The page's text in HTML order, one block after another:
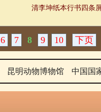
清李坤纸本行书四条
6 7 8 9 10 下页
昆明动物博物馆 中国国